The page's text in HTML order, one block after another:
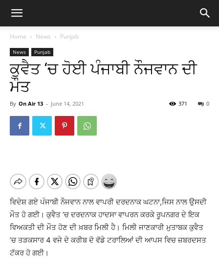
Home News Punjab
News Punjab
ਕੁਵੈਤ ‘ਚ ਹੋਈ ਪੰਜਾਬੀ ਨੌਜਵਾਨ ਦੀ
ਮੌਤ
By On Air 13 - June 14, 2021 0
371
ਵਿਦੇਸ਼ ਗਏ ਪੰਜਾਬੀ ਨੌਜਵਾਨ ਨਾਲ ਵਾਪਰੀ ਦਰਦਨਾਕ ਘਟਨਾ,ਜਿਸ ਨਾਲ ਉਸਦੀ
ਮੌਤ ਹੋ ਗਈ। ਕੁਵੈਤ ’ਚ ਦਰਦਨਾਕ ਹਾਦਸਾ ਵਾਪਰਨ ਕਰਕੇ ਰੂਪਨਗਰ ਦੇ ਇਕ
ਵਿਅਕਤੀ ਦੀ ਮੌਤ ਹੋਣ ਦੀ ਖ਼ਬਰ ਮਿਲੀ ਹੈ। ਮਿਲੀ ਜਾਣਕਾਰੀ ਮੁਤਾਬਕ ਕੁਵੈਤ
’ਚ ਤੜਕਸਾਰ 4 ਵਜੇ ਦੇ ਕਰੀਬ ਦੋ ਵੱਡੇ ਟਰਾਲਿਆਂ ਦੀ ਆਪਸ ਵਿਚ ਜ਼ਬਰਦਸਤ
ਟੱਕਰ ਹੋ ਗਈ।